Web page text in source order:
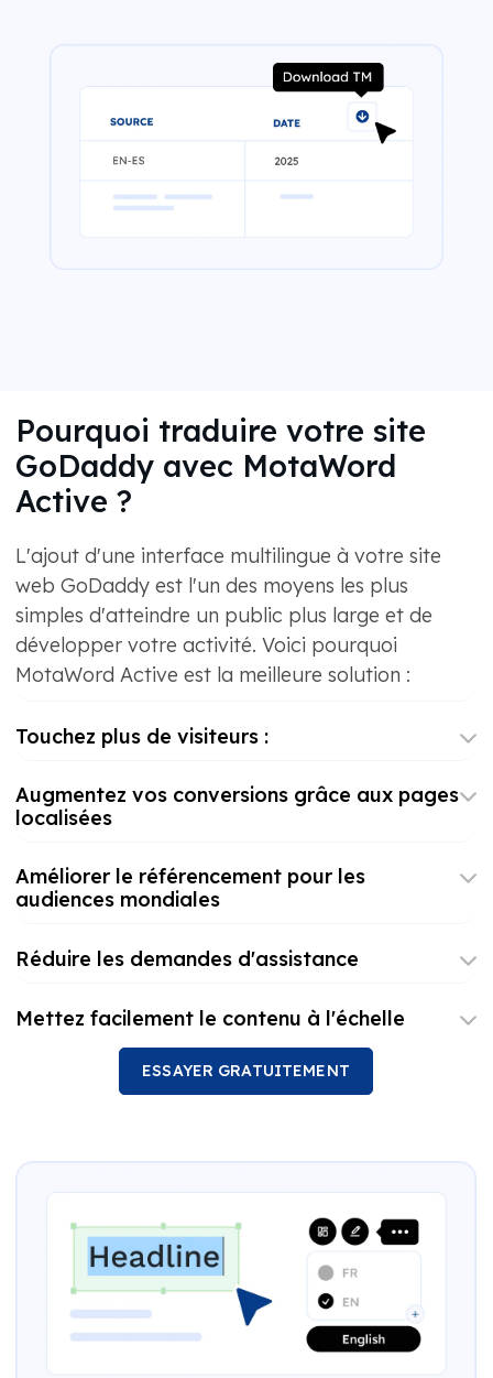
Pourquoi traduire votre site
GoDaddy avec MotaWord
Active ?
L'ajout d'une interface multilingue à votre site
web GoDaddy est l'un des moyens les plus
simples d'atteindre un public plus large et de
développer votre activité. Voici pourquoi
MotaWord Active est la meilleure solution :
Touchez plus de visiteurs :
Augmentez vos conversions grâce aux pages
localisées
Améliorer le référencement pour les
audiences mondiales
Réduire les demandes d'assistance
Mettez facilement le contenu à l'échelle
ESSAYER GRATUITEMENT